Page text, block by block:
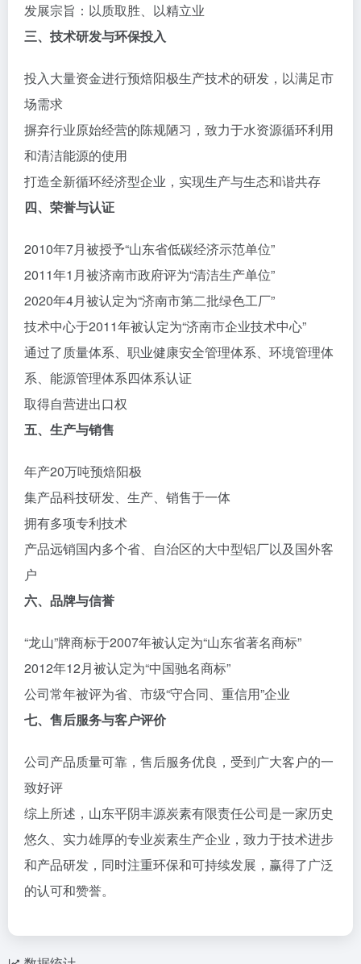
发展宗旨：以质取胜、以精立业
三、技术研发与环保投入
投入大量资金进行预焙阳极生产技术的研发，以满足市
场需求
摒弃行业原始经营的陈规陋习，致力于水资源循环利用
和清洁能源的使用
打造全新循环经济型企业，实现生产与生态和谐共存
四、荣誉与认证
2010年7月被授予“山东省低碳经济示范单位”
2011年1月被济南市政府评为“清洁生产单位”
2020年4月被认定为“济南市第二批绿色工厂”
技术中心于2011年被认定为“济南市企业技术中心”
通过了质量体系、职业健康安全管理体系、环境管理体
系、能源管理体系四体系认证
取得自营进出口权
五、生产与销售
年产20万吨预焙阳极
集产品科技研发、生产、销售于一体
拥有多项专利技术
产品远销国内多个省、自治区的大中型铝厂以及国外客
户
六、品牌与信誉
“龙山”牌商标于2007年被认定为“山东省著名商标”
2012年12月被认定为“中国驰名商标”
公司常年被评为省、市级“守合同、重信用”企业
七、售后服务与客户评价
公司产品质量可靠，售后服务优良，受到广大客户的一
致好评
综上所述，山东平阴丰源炭素有限责任公司是一家历史
悠久、实力雄厚的专业炭素生产企业，致力于技术进步
和产品研发，同时注重环保和可持续发展，赢得了广泛
的认可和赞誉。